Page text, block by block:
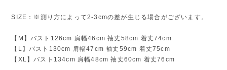
SIZE：※測り方によって2-3cmの差が生じる場合がございます。
【M】バスト126cm 肩幅46cm 袖丈58cm 着丈74cm
【L】バスト130cm 肩幅47cm 袖丈59cm 着丈75cm
【XL】バスト134cm 肩幅48cm 袖丈60cm 着丈76cm